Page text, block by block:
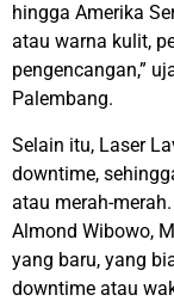
hingga Amerika
atau warna kulit,
pengencangan,”
Palembang.
Selain itu, Laser
downtime,
atau merah-
Almond Wibowo,
yang baru, yang
downtime atau